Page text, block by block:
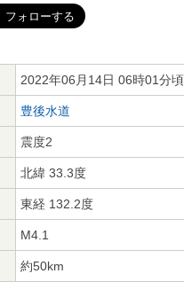
2022年06月14日 06時01分頃
豊後水道
震度2
北緯 33.3度
東経 132.2度
M4.1
約50km